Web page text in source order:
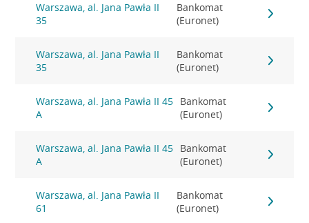
Warszawa, al. Jana Pawła II
35
Bankomat
(Euronet)
Warszawa, al. Jana Pawła II
35
Bankomat
(Euronet)
Warszawa, al. Jana Pawła II 45
A
Bankomat
(Euronet)
Warszawa, al. Jana Pawła II 45
A
Bankomat
(Euronet)
Warszawa, al. Jana Pawła II
61
Bankomat
(Euronet)